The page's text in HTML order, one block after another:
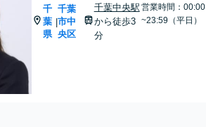
千
葉
県
|
千葉
市中
央区
千葉中央駅
から徒歩3
分
営業時間：00:00
~23:59（平日）